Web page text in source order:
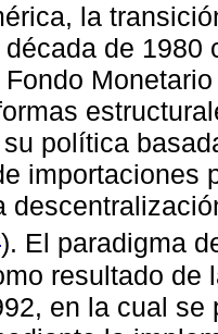
la
de 1980
política
importaciones
). El paradigma
resultado de
en la cual